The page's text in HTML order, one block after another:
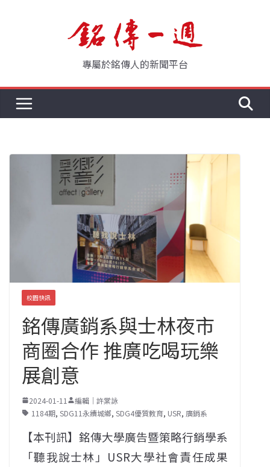
專屬於銘傳人的新聞平台
校園快訊
銘傳廣銷系與士林夜市
商圈合作 推廣吃喝玩樂
展創意
2024-01-11
編輯｜許棠詠
1184期, SDG11永續城鄉, SDG4優質教育, USR, 廣銷系
【本刊訊】銘傳大學廣告暨策略行銷學系
「聽我說士林」USR大學社會責任成果